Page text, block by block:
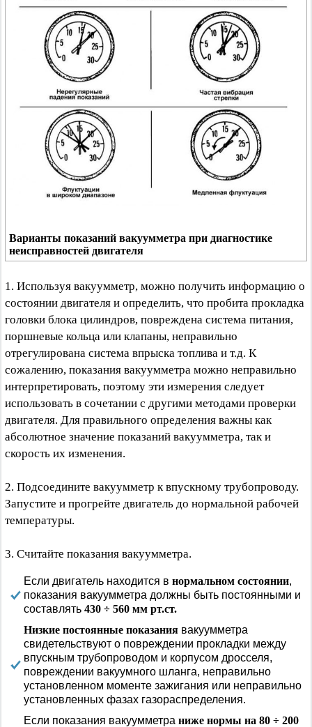
Варианты показаний вакуумметра при диагностике
неисправностей двигателя
1. Используя вакуумметр, можно получить информацию о
состоянии двигателя и определить, что пробита прокладка
головки блока цилиндров, повреждена система питания,
поршневые кольца или клапаны, неправильно
отрегулирована система впрыска топлива и т.д. К
сожалению, показания вакуумметра можно неправильно
интерпретировать, поэтому эти измерения следует
использовать в сочетании с другими методами проверки
двигателя. Для правильного определения важны как
абсолютное значение показаний вакуумметра, так и
скорость их изменения.
2. Подсоедините вакуумметр к впускному трубопроводу.
Запустите и прогрейте двигатель до нормальной рабочей
температуры.
3. Считайте показания вакуумметра.
Если двигатель находится в нормальном состоянии,
показания вакуумметра должны быть постоянными и
составлять 430 ÷ 560 мм рт.ст.
Низкие постоянные показания вакуумметра
свидетельствуют о повреждении прокладки между
впускным трубопроводом и корпусом дросселя,
повреждении вакуумного шланга, неправильно
установленном моменте зажигания или неправильно
установленных фазах газораспределения.
Если показания вакуумметра ниже нормы на 80 ÷ 200